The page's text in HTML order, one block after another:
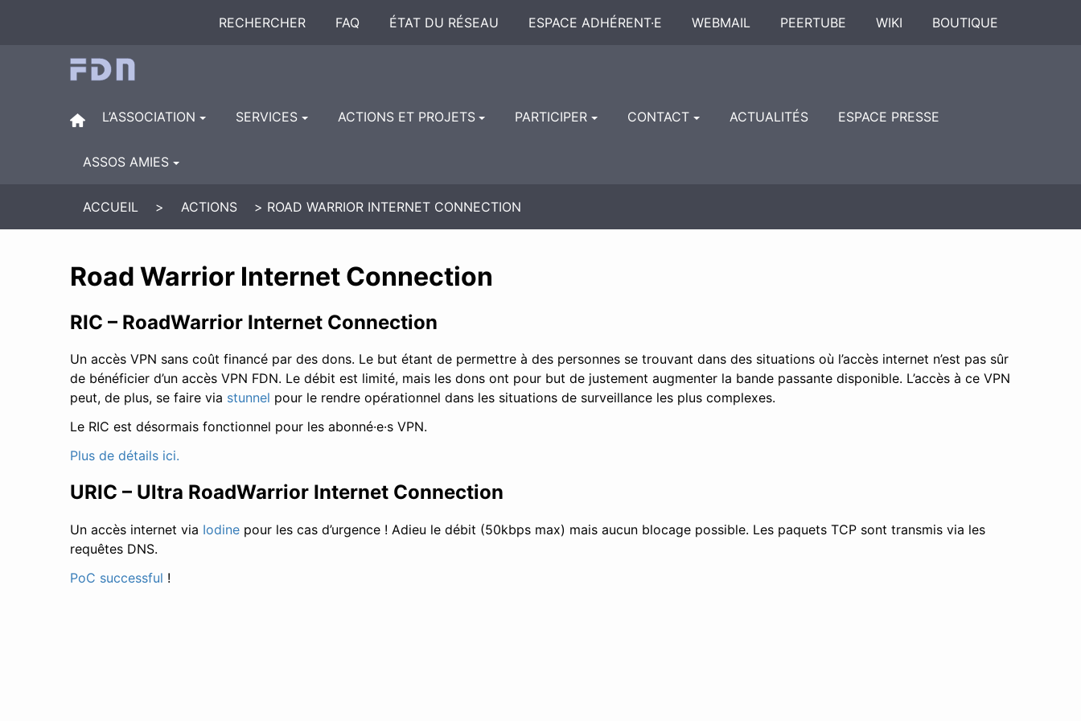
RECHERCHER FAQ ÉTAT DU RÉSEAU ESPACE ADHÉRENT·E WEBMAIL PEERTUBE WIKI BOUTIQUE
L’ASSOCIATION SERVICES ACTIONS ET PROJETS PARTICIPER CONTACT ACTUALITÉS ESPACE PRESSE
ASSOS AMIES
ACCUEIL > ACTIONS > ROAD WARRIOR INTERNET CONNECTION
Road Warrior Internet Connection
RIC – RoadWarrior Internet Connection
Un accès VPN sans coût financé par des dons. Le but étant de permettre à des personnes se trouvant dans des situations où l’accès internet n’est pas sûr
de bénéficier d’un accès VPN FDN. Le débit est limité, mais les dons ont pour but de justement augmenter la bande passante disponible. L’accès à ce VPN
peut, de plus, se faire via stunnel pour le rendre opérationnel dans les situations de surveillance les plus complexes.
Le RIC est désormais fonctionnel pour les abonné·e·s VPN.
Plus de détails ici.
URIC – Ultra RoadWarrior Internet Connection
Un accès internet via Iodine pour les cas d’urgence ! Adieu le débit (50kbps max) mais aucun blocage possible. Les paquets TCP sont transmis via les
requêtes DNS.
PoC successful !